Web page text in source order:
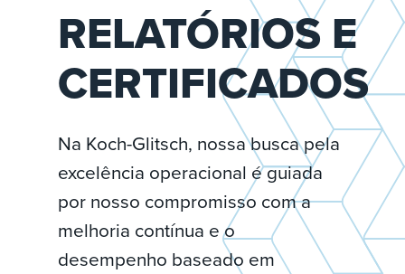
RELATÓRIOS E
CERTIFICADOS
Na Koch-Glitsch, nossa busca pela
excelência operacional é guiada
por nosso compromisso com a
melhoria contínua e o
desempenho baseado em